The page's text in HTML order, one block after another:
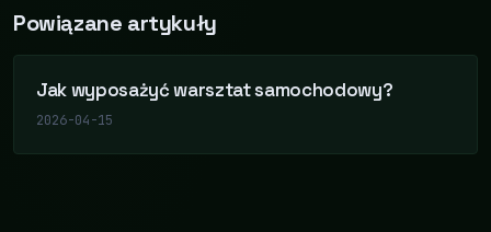
Powiązane artykuły
Jak wyposażyć warsztat samochodowy?
2026-04-15